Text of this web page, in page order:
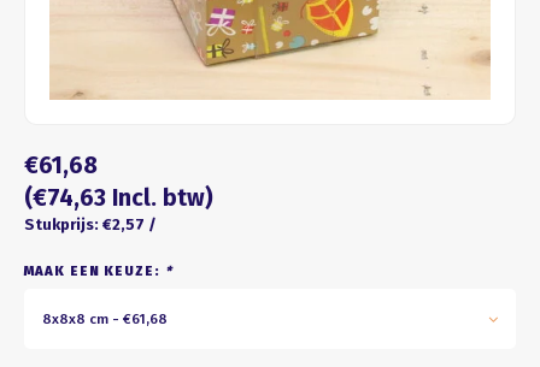
ZWART
PASTEL
€61,68
(€74,63 Incl. btw)
Stukprijs: €2,57 /
MAAK EEN KEUZE: *
8x8x8 cm - €61,68